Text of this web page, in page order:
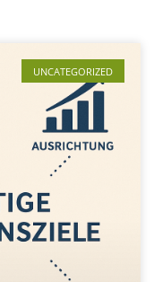
UNCATEGORIZED